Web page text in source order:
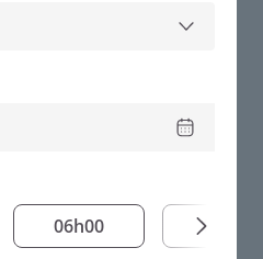
Thị Thùy Linh
KHOA SẢN PHỤ KHOA
06h00 06h30